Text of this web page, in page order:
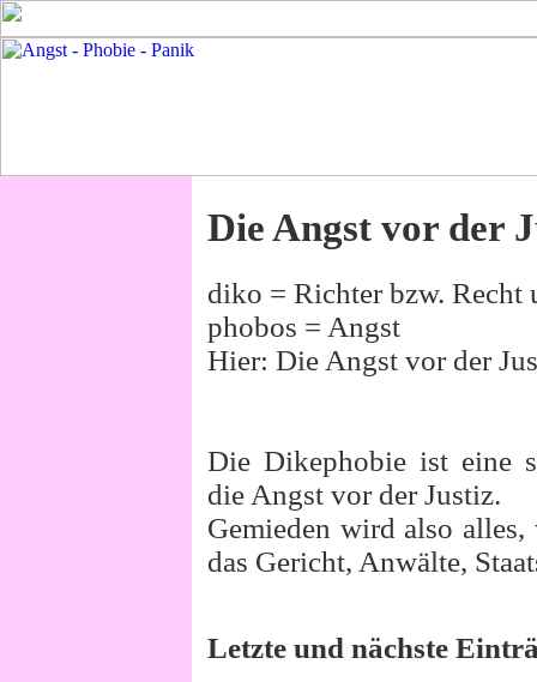
Die Angst vor der
diko = Richter bzw. Recht
phobos = Angst
Hier: Die Angst vor der
Die Dikephobie ist eine
die Angst vor der Justiz.
Gemieden wird also
das Gericht, Anwälte,
Letzte und nächste